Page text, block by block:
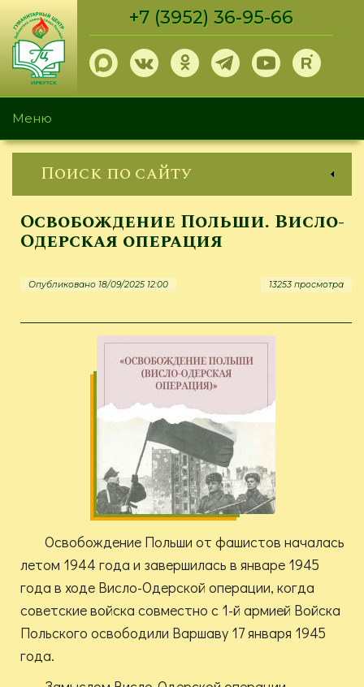
Перейти
основному
содержанию
+7 (3952) 36-95-66
Меню
Поиск по сайту
Освобождение Польши. Висло-
Одерская операция
Опубликовано 18/09/2025 12:00 13253 просмотра
Освобождение Польши от фашистов началась
летом 1944 года и завершилась в январе 1945
года в ходе Висло-Одерской операции, когда
советские войска совместно с 1-й армией Войска
Польского освободили Варшаву 17 января 1945
года.